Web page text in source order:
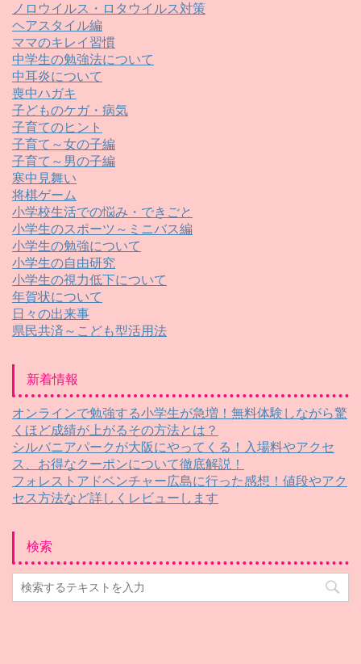
ノロウイルス・ロタウイルス対策
ヘアスタイル編
ママのキレイ習慣
中学生の勉強法について
中耳炎について
喪中ハガキ
子どものケガ・病気
子育てのヒント
子育て～女の子編
子育て～男の子編
寒中見舞い
将棋ゲーム
小学校生活での悩み・できごと
小学生のスポーツ～ミニバス編
小学生の勉強について
小学生の自由研究
小学生の視力低下について
年賀状について
日々の出来事
県民共済～こども型活用法
新着情報
オンラインで勉強する小学生が急増！無料体験しながら驚
くほど成績が上がるその方法とは？
シルバニアパークが大阪にやってくる！入場料やアクセ
ス、お得なクーポンについて徹底解説！
フォレストアドベンチャー広島に行った感想！値段やアク
セス方法など詳しくレビューします
検索